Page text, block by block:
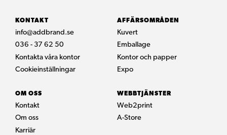
KONTAKT
info@addbrand.se
036 - 37 62 50
Kontakta våra kontor
Cookieinställningar
AFFÄRSOMRÅDEN
Kuvert
Emballage
Kontor och papper
Expo
OM OSS
Kontakt
Om oss
Karriär
WEBBTJÄNSTER
Web2print
A-Store